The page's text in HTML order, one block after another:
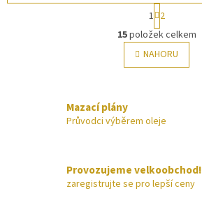
O
v
l
á
í
k
y
S
t
r
á
n
k
n
í
1 2
15položek celkem
NAHORU
Mazací plány
Průvodci výběrem oleje
Provozujeme velkoobchod!
zaregistrujte se pro lepší ceny